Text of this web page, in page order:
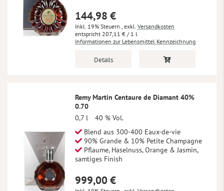
144,98 €
Inkl. 19% Steuern , exkl. Versandkosten
207,11 € / 1 l
Informationen zur Lebensmittel Kennzeichnung
Details
Remy Martin Centaure de Diamant 40%
0.70
0,7 l
40 % Vol.
Blend aus 300-400 Eaux-de-vie
90% Grande & 10% Petite Champagne
Pflaume, Haselnuss, Orange & Jasmin,
samtiges Finish
999,00 €